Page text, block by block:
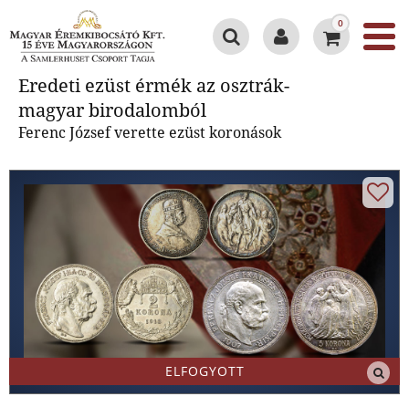
0
Eredeti ezüst érmék az osztrák-
magyar birodalomból
Ferenc József verette ezüst koronások
ELFOGYOTT
Eredeti ezüst érmék az osztrák-
magyar birodalomból